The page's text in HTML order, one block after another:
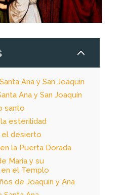
2
Ana y San Joaquin
Ana y San Joaquín
santo
esterilidad
el desierto
la Puerta Dorada
María y su
el Templo
de Joaquín y Ana